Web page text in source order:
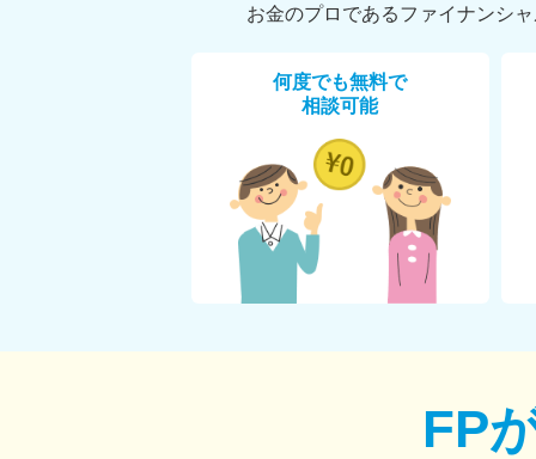
お金のプロであるファイナンシ
何度でも無料で
相談可能
FP